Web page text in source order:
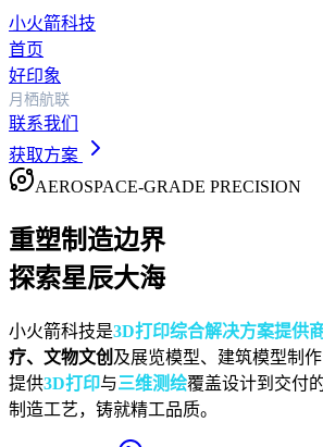
小火箭科技
首页
好印象
月栖航联
联系我们
获取方案
AEROSPACE-GRADE PRECISION
重塑制造边界
探索星辰大海
小火箭科技是3D打印综合解决方案提供
疗、文物文创 及展览模型、建筑模型制
提供3D打印与三维测绘覆盖设计到交付
制造工艺，铸就精工品质。